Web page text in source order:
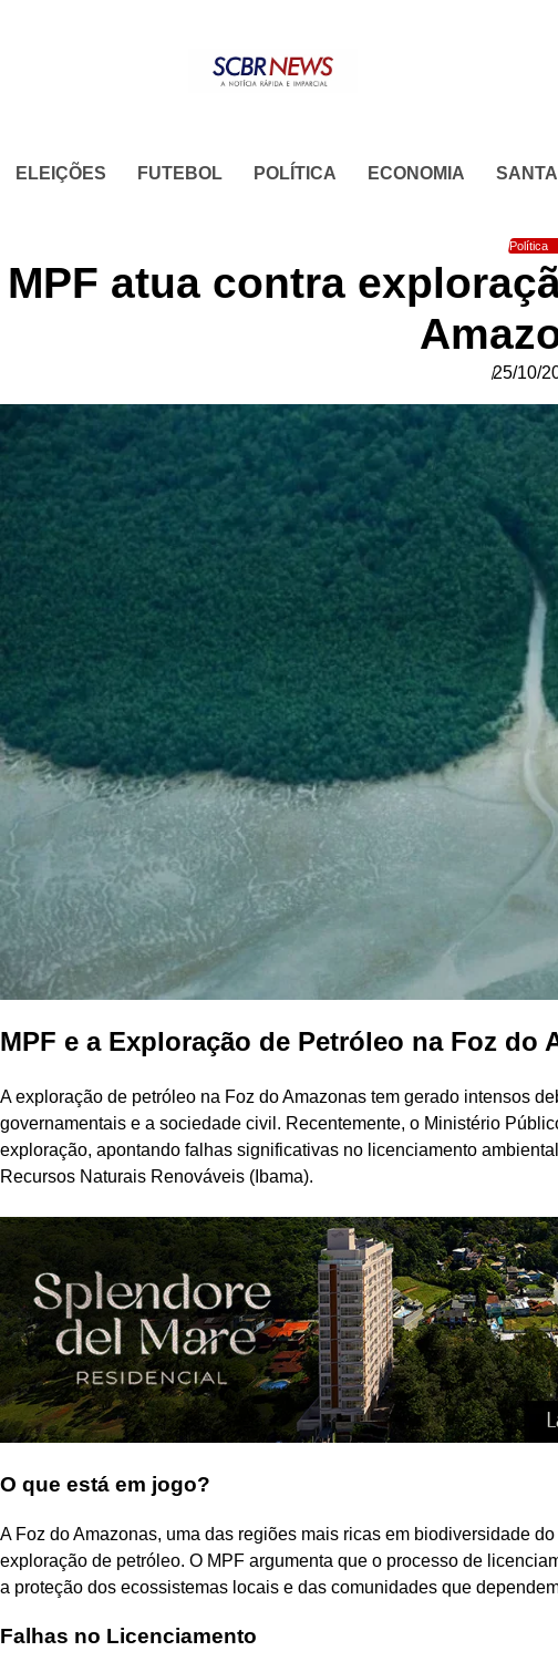
ELEIÇÕES FUTEBOL POLÍTICA ECONOMIA
Política
MPF atua contra
25/10/
MPF e a Exploração de Petróleo na Foz do
A exploração de petróleo na Foz do Amazonas tem gerado intensos
governamentais e a sociedade civil. Recentemente, o Ministério
exploração, apontando falhas significativas no licenciamento
Recursos Naturais Renováveis (Ibama).
O que está em jogo?
A Foz do Amazonas, uma das regiões mais ricas em biodiversidade
exploração de petróleo. O MPF argumenta que o processo de
a proteção dos ecossistemas locais e das comunidades que
Falhas no Licenciamento